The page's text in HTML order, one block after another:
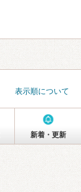
表示順について
新着・更新